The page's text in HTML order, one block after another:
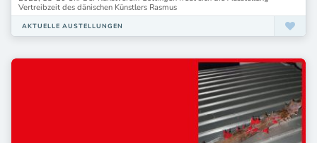
Vertreibzeit des dänischen Künstlers Rasmus
AKTUELLE AUSTELLUNGEN